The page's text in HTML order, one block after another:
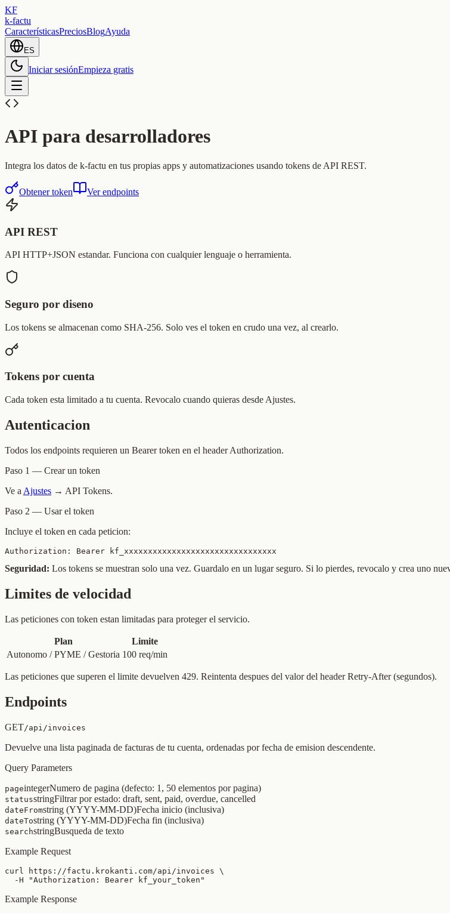
KF
k-factu
CaracterísticasPreciosBlogAyuda
ES
Iniciar sesiónEmpieza gratis
API para desarrolladores
Integra los datos de k-factu en tus propias apps y automatizaciones usando tokens de API REST.
Obtener token Ver endpoints
API REST
API HTTP+JSON estandar. Funciona con cualquier lenguaje o herramienta.
Seguro por diseno
Los tokens se almacenan como SHA-256. Solo ves el token en crudo una vez, al crearlo.
Tokens por cuenta
Cada token esta limitado a tu cuenta. Revocalo cuando quieras desde Ajustes.
Autenticacion
Todos los endpoints requieren un Bearer token en el header Authorization.
Paso 1 — Crear un token
Ve a Ajustes → API Tokens.
Paso 2 — Usar el token
Incluye el token en cada peticion:
Authorization: Bearer kf_xxxxxxxxxxxxxxxxxxxxxxxxxxxxxxxx
Seguridad: Los tokens se muestran solo una vez. Guardalo en un lugar seguro. Si lo pierdes, revocalo y crea uno
Limites de velocidad
Las peticiones con token estan limitadas para proteger el servicio.
Plan
Limite
Autonomo / PYME / Gestoria 100 req/min
Las peticiones que superen el limite devuelven 429. Reintenta despues del valor del header Retry-After (segundos).
Endpoints
GET/api/invoices
Devuelve una lista paginada de facturas de tu cuenta, ordenadas por fecha de emision descendente.
Query Parameters
pageintegerNumero de pagina (defecto: 1, 50 elementos por pagina)
statusstringFiltrar por estado: draft, sent, paid, overdue, cancelled
dateFromstring (YYYY-MM-DD)Fecha inicio (inclusiva)
dateTostring (YYYY-MM-DD)Fecha fin (inclusiva)
searchstringBusqueda de texto
Example Request
curl https://factu.krokanti.com/api/invoices \
  -H "Authorization: Bearer kf_your_token"
Example Response